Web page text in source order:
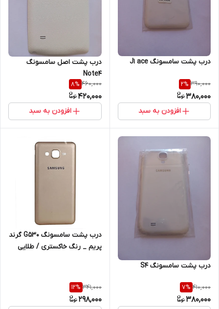
درب پشت سامسونگ J1 ace
390,000
2%
380,000
افزودن به سبد
درب پشت اصل سامسونگ
Note4
460,000
8%
420,000
افزودن به سبد
درب پشت سامسونگ S4
410,000
7%
380,000
درب پشت سامسونگ G530 گرند
پریم _ رنگ خاکستری / طلایی
341,000
12%
298,000